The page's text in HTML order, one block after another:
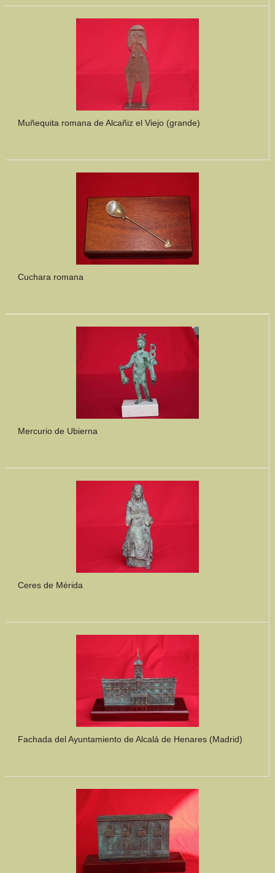
Muñequita romana de Alcañiz el Viejo (grande)
Cuchara romana
Mercurio de Ubierna
Ceres de Mérida
Fachada del Ayuntamiento de Alcalá de Henares (Madrid)